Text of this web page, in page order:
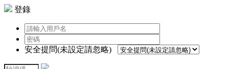
登錄
安全提問(未設定請忽略)